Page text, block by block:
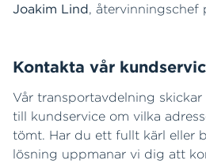
Joakim Lind, återvinningschef
Kontakta vår
Vår transportavdelning
till kundservice om vilka
tömt. Har du ett fullt kärl eller
lösning uppmanar vi dig att